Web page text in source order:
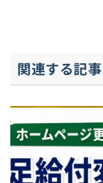
関連する記事